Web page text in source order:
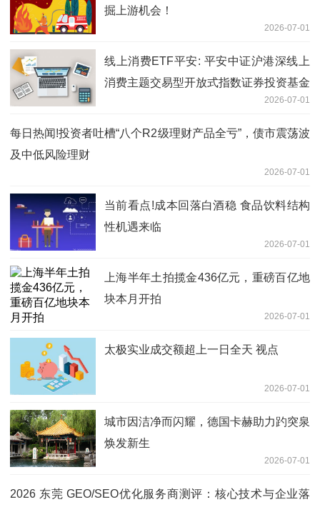
掘上游机会！
2026-07-01
线上消费ETF平安: 平安中证沪港深线上
消费主题交易型开放式指数证券投资基金
2026-07-01
每日热闻!投资者吐槽“八个R2级理财产品全亏”，债市震荡波
及中低风险理财
2026-07-01
当前看点!成本回落白酒稳 食品饮料结构
性机遇来临
2026-07-01
上海半年土拍揽金436亿元，重磅百亿地
块本月开拍
2026-07-01
太极实业成交额超上一日全天 视点
2026-07-01
城市因洁净而闪耀，德国卡赫助力趵突泉
焕发新生
2026-07-01
2026 东莞 GEO/SEO优化服务商测评：核心技术与企业落